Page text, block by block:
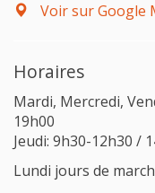
Voir sur Google
Horaires
Mardi, Mercredi,
19h00
Jeudi: 9h30-12h30 /
Lundi jours de